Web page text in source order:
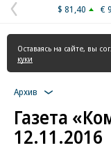
Предыдущая
страница
$ 81,40 €
Оставаясь на сайте, вы
куки
Архив
Газета
12.11.2016